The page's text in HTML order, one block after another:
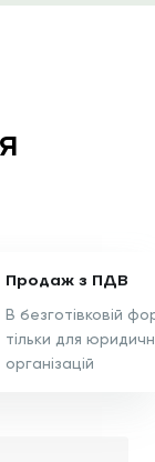
Продаж з ПДВ
В безготівковій
тільки для
організацій